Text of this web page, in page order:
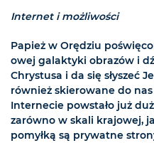
Internet i możliwości
Papież w Orędziu
owej galaktyki obrazów i
Chrystusa i da się słyszeć
również skierowane do
Internecie powstało już
zarówno w skali krajowej,
pomyłką są prywatne